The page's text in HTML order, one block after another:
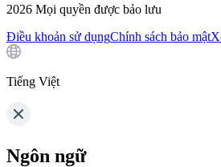
2026 Mọi quyền được bảo lưu
Điều khoản sử dụngChính sách bảo mật
Tiếng Việt
Ngôn ngữ